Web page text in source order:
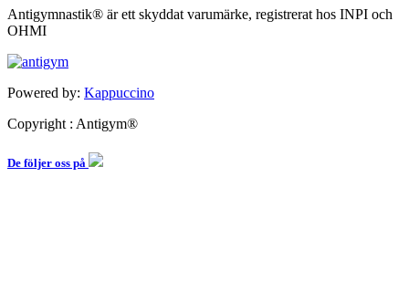
Antigymnastik® är ett skyddat varumärke, registrerat hos INPI och
OHMI
Powered by: Kappuccino
Copyright : Antigym®
De följer oss på